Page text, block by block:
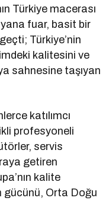
Türkiye macerası
yana fuar, basit bir
Türkiye’nin
kalitesini ve
sahnesine taşıyan
katılımcı
profesyoneli
servis
getiren
kalite
gücünü, Orta Doğu